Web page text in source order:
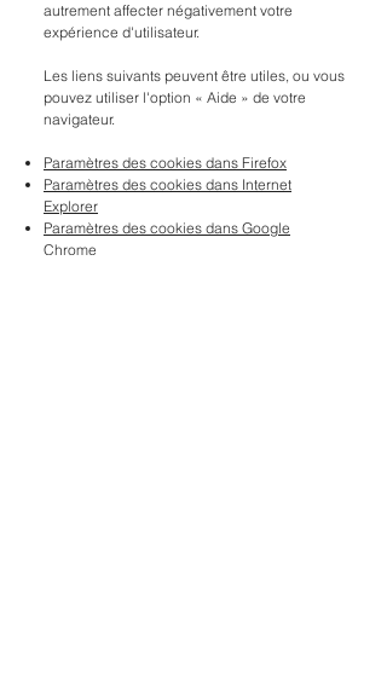
autrement affecter négativement votre
expérience d'utilisateur.
Les liens suivants peuvent être utiles, ou vous
pouvez utiliser l'option « Aide » de votre
navigateur.
Paramètres des cookies dans Firefox
Paramètres des cookies dans Internet
Explorer
Paramètres des cookies dans Google
Chrome